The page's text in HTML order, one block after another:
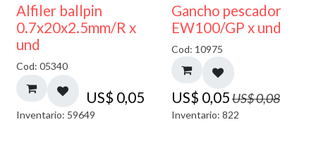
Alfiler ballpin
0.7x20x2.5mm/R x
und
Cod: 05340
US$ 0,05
Inventario: 59649
40% DESCUENTO
Gancho pescador
EW100/GP x und
Cod: 10975
US$ 0,05US$0,08
Inventario: 822